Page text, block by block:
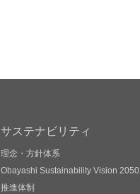
サステナビリティ
理念・方針体系
Obayashi Sustainability Vision 2050
推進体制